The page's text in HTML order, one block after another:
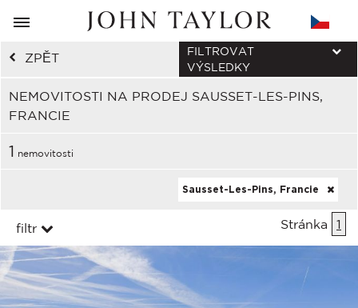
ZPĚT
NEMOVITOSTI NA PRODEJ SAUSSET-LES-PINS,
FRANCIE
FILTROVAT
VÝSLEDKY
1 nemovitosti
Sausset-Les-Pins, Francie
filtr Stránka 1